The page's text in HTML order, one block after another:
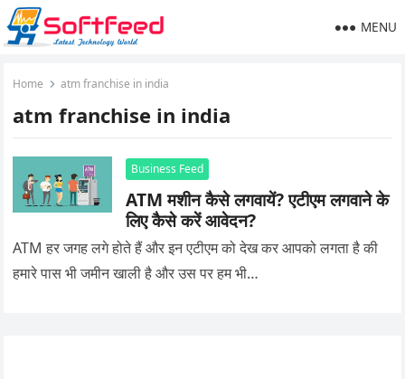
MENU
Home atm franchise in india
atm franchise in india
Business Feed
ATM मशीन कैसे लगवायें? एटीएम लगवाने के
लिए कैसे करें आवेदन?
ATM हर जगह लगे होते हैं और इन एटीएम को देख कर आपको लगता है की
हमारे पास भी जमीन खाली है और उस पर हम भी…